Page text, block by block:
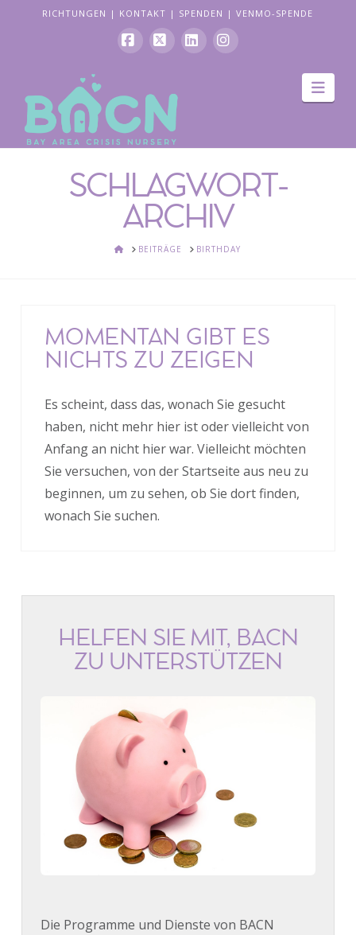
RICHTUNGEN | KONTAKT | SPENDEN |VENMO-SPENDE
SCHLAGWORT-
ARCHIV
HEIMBEITRÄGE BIRTHDAY
MOMENTAN GIBT ES
NICHTS ZU ZEIGEN
Es scheint, dass das, wonach Sie gesucht
haben, nicht mehr hier ist oder vielleicht von
Anfang an nicht hier war. Vielleicht möchten
Sie versuchen, von der Startseite aus neu zu
beginnen, um zu sehen, ob Sie dort finden,
wonach Sie suchen.
HELFEN SIE MIT, BACN
ZU UNTERSTÜTZEN
Die Programme und Dienste von BACN